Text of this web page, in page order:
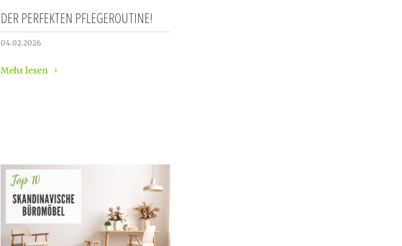
DER PERFEKTEN PFLEGEROUTINE!
04.02.2026
Mehr lesen